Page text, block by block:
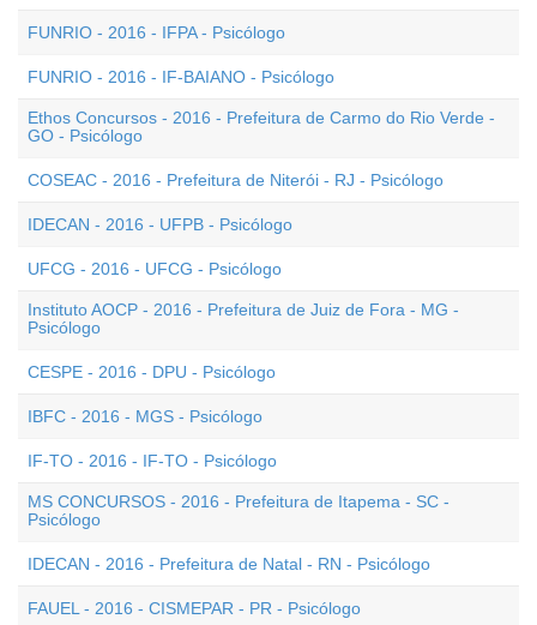
FUNRIO - 2016 - IFPA - Psicólogo
FUNRIO - 2016 - IF-BAIANO - Psicólogo
Ethos Concursos - 2016 - Prefeitura de Carmo do Rio Verde -
GO - Psicólogo
COSEAC - 2016 - Prefeitura de Niterói - RJ - Psicólogo
IDECAN - 2016 - UFPB - Psicólogo
UFCG - 2016 - UFCG - Psicólogo
Instituto AOCP - 2016 - Prefeitura de Juiz de Fora - MG -
Psicólogo
CESPE - 2016 - DPU - Psicólogo
IBFC - 2016 - MGS - Psicólogo
IF-TO - 2016 - IF-TO - Psicólogo
MS CONCURSOS - 2016 - Prefeitura de Itapema - SC -
Psicólogo
IDECAN - 2016 - Prefeitura de Natal - RN - Psicólogo
FAUEL - 2016 - CISMEPAR - PR - Psicólogo